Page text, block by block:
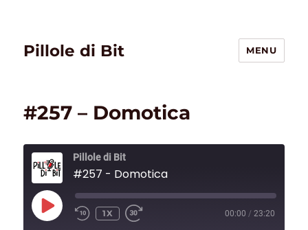
Pillole di Bit MENU
#257 – Domotica
Pillole di Bit
#257 - Domotica
PLAY
EPISODE
1X 00:00 / 23:20